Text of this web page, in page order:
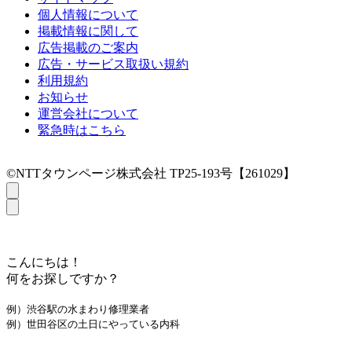
個人情報について
掲載情報に関して
広告掲載のご案内
広告・サービス取扱い規約
利用規約
お知らせ
運営会社について
緊急時はこちら
©NTTタウンページ株式会社 TP25-193号【261029】
こんにちは！
何をお探しですか？
例）渋谷駅の水まわり修理業者
例）世田谷区の土日にやっている内科